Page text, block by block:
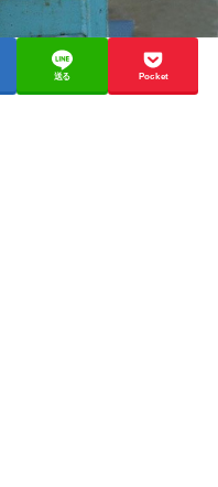
送る Pocket